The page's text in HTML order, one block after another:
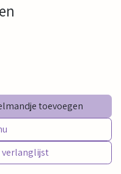
toevoegen
verlanglijst